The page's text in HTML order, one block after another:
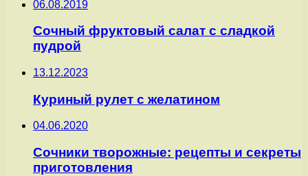
06.08.2019
Сочный фруктовый салат с сладкой
пудрой
13.12.2023
Куриный рулет с желатином
04.06.2020
Сочники творожные: рецепты и секреты
приготовления